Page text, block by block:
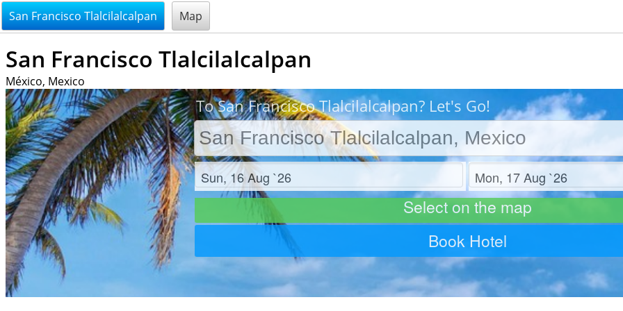
@endsectiom
San Francisco Tlalcilalcalpan Map
San Francisco Tlalcilalcalpan
México, Mexico
To San Francisco Tlalcilalcalpan? Let's Go!
Check in Check out
Select on the map
Book Hotel